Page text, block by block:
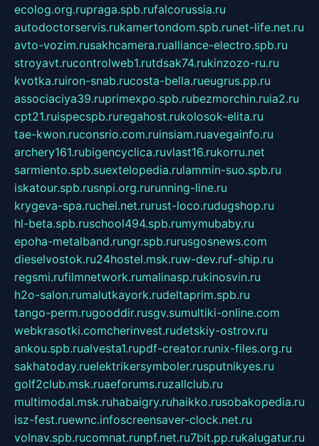
ecolog.org.rupraga.spb.rufalcorussia.ru
autodoctorservis.rukamertondom.spb.runet-life.net.ru
avto-vozim.rusakhcamera.rualliance-electro.spb.ru
stroyavt.rucontrolweb1.rutdsak74.rukinzozo-ru.ru
kvotka.ruiron-snab.rucosta-bella.rueugrus.pp.ru
associaciya39.ruprimexpo.spb.rubezmorchin.ruia2.ru
cpt21.ruispecspb.ruregahost.rukolosok-elita.ru
tae-kwon.ruconsrio.com.ruinsiam.ruavegainfo.ru
archery161.rubigencyclica.ruvlast16.rukorru.net
sarmiento.spb.suextelopedia.rulammin-suo.spb.ru
iskatour.spb.rusnpi.org.rurunning-line.ru
krygeva-spa.ruchel.net.rurust-loco.rudugshop.ru
hl-beta.spb.ruschool494.spb.rumymubaby.ru
epoha-metalband.rungr.spb.rurusgosnews.com
dieselvostok.ru24hostel.msk.ruw-dev.ruf-ship.ru
regsmi.rufilmnetwork.rumalinasp.rukinosvin.ru
h2o-salon.rumalutkayork.rudeltaprim.spb.ru
tango-perm.rugooddir.rusgv.sumultiki-online.com
webkrasotki.comcherinvest.rudetskiy-ostrov.ru
ankou.spb.rualvesta1.rupdf-creator.runix-files.org.ru
sakhatoday.ruelektrikersymboler.rusputnikyes.ru
golf2club.msk.ruaeforums.ruzallclub.ru
multimodal.msk.ruhabaigry.ruhaikko.rusobakopedia.ru
isz-fest.ruewnc.infoscreensaver-clock.net.ru
volnav.spb.rucomnat.runpf.net.ru7bit.pp.rukalugatur.ru